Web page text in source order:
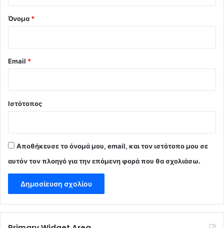
Όνομα *
Email *
Ιστότοπος
Αποθήκευσε το όνομά μου, email, και τον ιστότοπο μου σε
αυτόν τον πλοηγό για την επόμενη φορά που θα σχολιάσω.